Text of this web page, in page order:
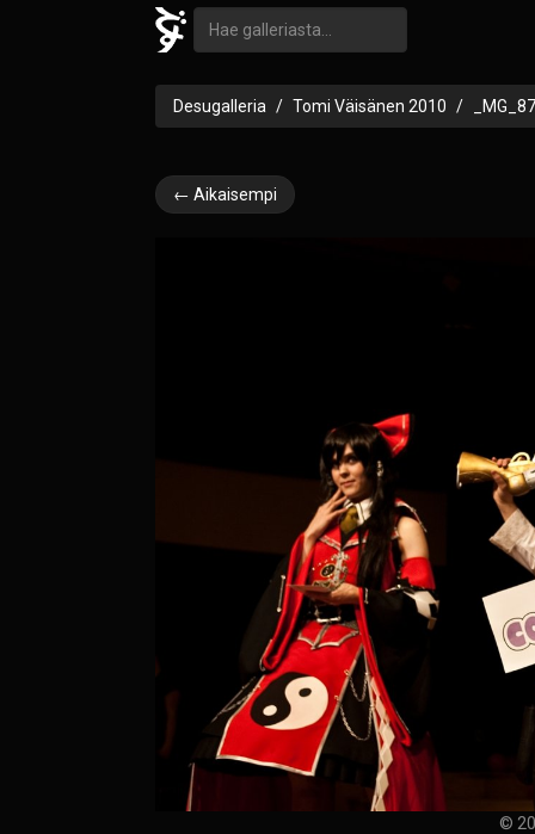
Desugalleria Tomi Väisänen 2010
← Aikaisempi
©